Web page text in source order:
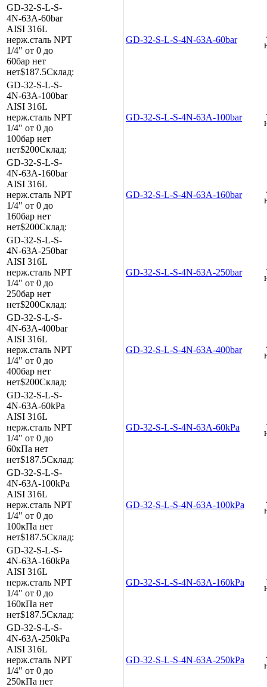
GD-32-S-L-S-
4N-63A-60bar
AISI 316L
нерж.сталь NPT
1/4" от 0 до
60бар нет
нет$187.5Склад:
GD-32-S-L-S-4N-63A-60bar
GD-32-S-L-S-
4N-63A-100bar
AISI 316L
нерж.сталь NPT
1/4" от 0 до
100бар нет
нет$200Склад:
GD-32-S-L-S-4N-63A-100bar
GD-32-S-L-S-
4N-63A-160bar
AISI 316L
нерж.сталь NPT
1/4" от 0 до
160бар нет
нет$200Склад:
GD-32-S-L-S-4N-63A-160bar
GD-32-S-L-S-
4N-63A-250bar
AISI 316L
нерж.сталь NPT
1/4" от 0 до
250бар нет
нет$200Склад:
GD-32-S-L-S-4N-63A-250bar
GD-32-S-L-S-
4N-63A-400bar
AISI 316L
нерж.сталь NPT
1/4" от 0 до
400бар нет
нет$200Склад:
GD-32-S-L-S-4N-63A-400bar
GD-32-S-L-S-
4N-63A-60kPa
AISI 316L
нерж.сталь NPT
1/4" от 0 до
60кПа нет
нет$187.5Склад:
GD-32-S-L-S-4N-63A-60kPa
GD-32-S-L-S-
4N-63A-100kPa
AISI 316L
нерж.сталь NPT
1/4" от 0 до
100кПа нет
нет$187.5Склад:
GD-32-S-L-S-4N-63A-100kPa
GD-32-S-L-S-
4N-63A-160kPa
AISI 316L
нерж.сталь NPT
1/4" от 0 до
160кПа нет
нет$187.5Склад:
GD-32-S-L-S-4N-63A-160kPa
GD-32-S-L-S-
4N-63A-250kPa
AISI 316L
нерж.сталь NPT
1/4" от 0 до
250кПа нет
GD-32-S-L-S-4N-63A-250kPa